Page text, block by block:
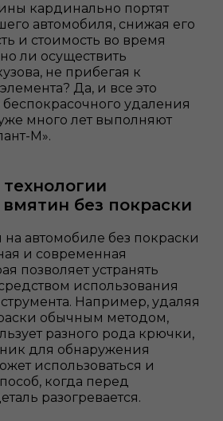
кардинально портят
автомобиля, снижая его
и стоимость во время
ли осуществить
не прибегая к
Да, и все это
беспокрасочного удаления
много лет выполняют
М».
без покраски
автомобиле без покраски
и современная
позволяет устранять
использования
Например, удаляя
обычным методом,
разного рода крючки,
для обнаружения
использоваться и
когда перед
разогревается.